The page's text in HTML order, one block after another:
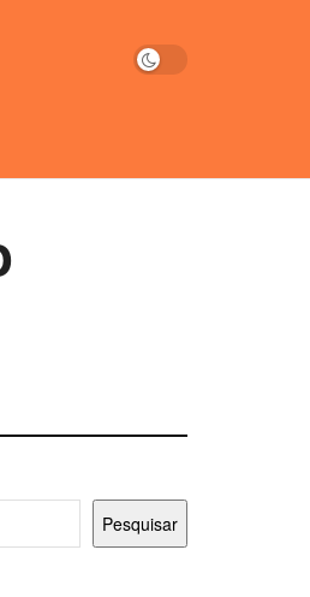
Pesquisar